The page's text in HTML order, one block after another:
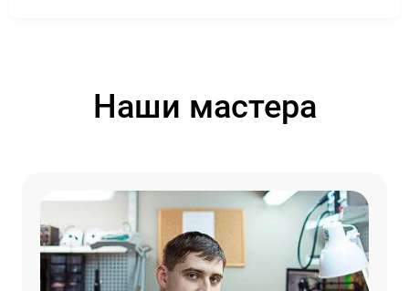
Наши мастера